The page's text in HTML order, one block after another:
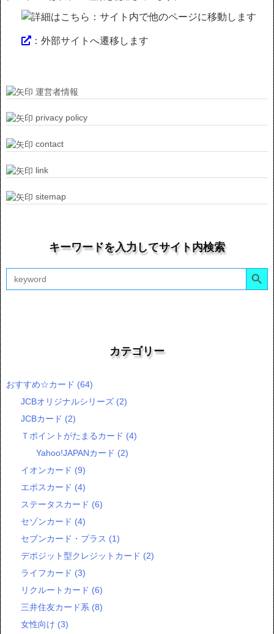
：サイト内で他のページに移動します
：外部サイトへ遷移します
運営者情報
privacy policy
contact
link
sitemap
キーワードを入力してサイト内検索
Search
for:
Search Button
カテゴリー
おすすめ☆カード (64)
JCBオリジナルシリーズ (2)
JCBカード (2)
Ｔポイントがたまるカード (4)
Yahoo!JAPANカード (2)
イオンカード (9)
エポスカード (4)
ステータスカード (6)
セゾンカード (4)
セブンカード・プラス (1)
デポジット型クレジットカード (2)
ライフカード (3)
リクルートカード (6)
三井住友カード系 (8)
女性向け (3)